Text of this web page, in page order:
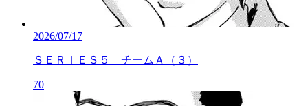
2026/07/17
ＳＥＲＩＥＳ５ チームＡ（３）
70